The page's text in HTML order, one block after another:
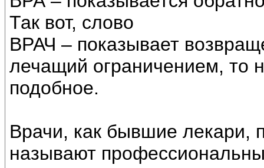
Так вот, слово
ВРАЧ – показывает
лечащий ограничением, то
подобное.
Врачи, как бывшие лекари,
называют